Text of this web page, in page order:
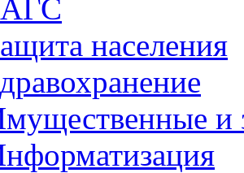
населения
и